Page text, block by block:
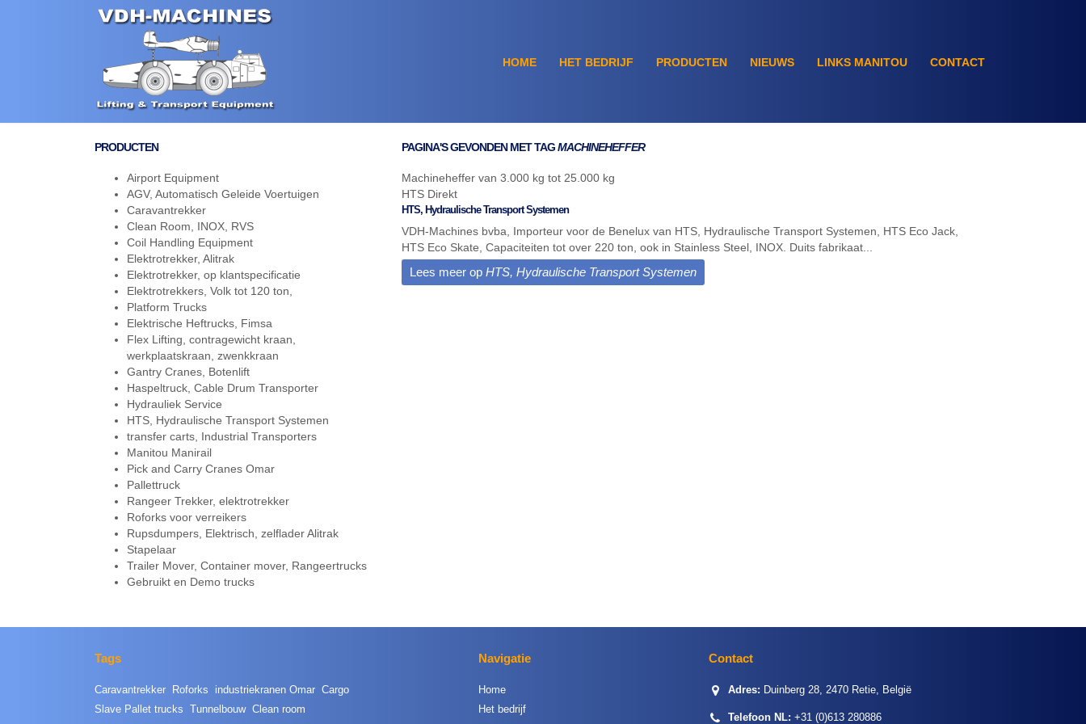
HOME HET BEDRIJF PRODUCTEN NIEUWS LINKS MANITOU CONTACT
PRODUCTEN
Airport Equipment
AGV, Automatisch Geleide Voertuigen
Caravantrekker
Clean Room, INOX, RVS
Coil Handling Equipment
Elektrotrekker, Alitrak
Elektrotrekker, op klantspecificatie
Elektrotrekkers, Volk tot 120 ton,
Platform Trucks
Elektrische Heftrucks, Fimsa
Flex Lifting, contragewicht kraan,
werkplaatskraan, zwenkkraan
Gantry Cranes, Botenlift
Haspeltruck, Cable Drum Transporter
Hydrauliek Service
HTS, Hydraulische Transport Systemen
transfer carts, Industrial Transporters
Manitou Manirail
Pick and Carry Cranes Omar
Pallettruck
Rangeer Trekker, elektrotrekker
Roforks voor verreikers
Rupsdumpers, Elektrisch, zelflader Alitrak
Stapelaar
Trailer Mover, Container mover, Rangeertrucks
Gebruikt en Demo trucks
PAGINA'S GEVONDEN MET TAGMACHINEHEFFER
Machineheffer van 3.000 kg tot 25.000 kg
HTS Direkt
HTS, Hydraulische Transport Systemen
VDH-Machines bvba, Importeur voor de Benelux van HTS, Hydraulische Transport Systemen, HTS Eco Jack,
HTS Eco Skate, Capaciteiten tot over 220 ton, ook in Stainless Steel, INOX. Duits fabrikaat...
Lees meer op HTS, Hydraulische Transport Systemen
Tags
Caravantrekker Roforks industriekranen Omar Cargo
Slave Pallet trucks
Tunnelbouw Clean room
Navigatie
Home
Het bedrijf
Contact
Adres: Duinberg 28, 2470 Retie, België
Telefoon NL: +31 (0)613 280886